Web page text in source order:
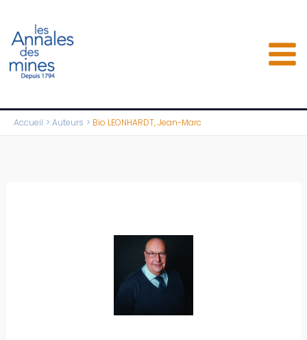
contenu
Accueil Auteurs Bio LEONHARDT, Jean-Marc